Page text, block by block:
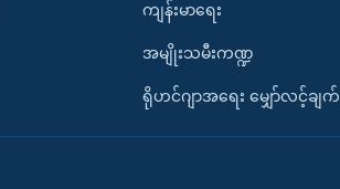
ကျန်းမာရေး
အမျိုးသမီးကဏ္ဍ
ရိုဟင်ဂျာအရေး မျှော်လင့်ချက်